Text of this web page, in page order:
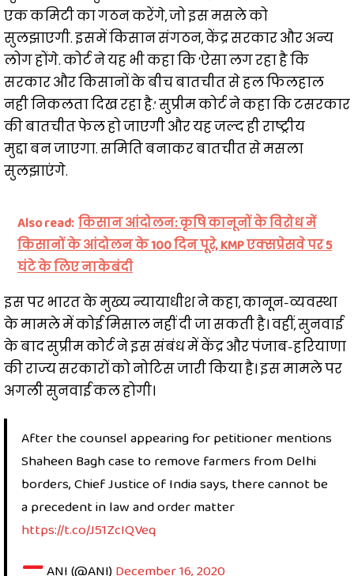
एक कमिटी का गठन करेंगे, जो इस मसले को
सुलझाएगी. इसमें किसान संगठन, केंद्र सरकार और अन्य
लोग होंगे. कोर्ट ने यह भी कहा कि ‘ऐसा लग रहा है कि
सरकार और किसानों के बीच बातचीत से हल फिलहाल
नही निकलता दिख रहा है.’ सुप्रीम कोर्ट ने कहा कि टसरकार
की बातचीत फेल हो जाएगी और यह जल्द ही राष्ट्रीय
मुद्दा बन जाएगा. समिति बनाकर बातचीत से मसला
सुलझाएंगे.
Also read: किसान आंदोलन: कृषि कानूनों के विरोध में
किसानों के आंदोलन के 100 दिन पूरे, KMP एक्सप्रेसवे पर 5
घंटे के लिए नाकेबंदी
इस पर भारत के मुख्य न्यायाधीश ने कहा, कानून-व्यवस्था
के मामले में कोई मिसाल नहीं दी जा सकती है। वहीं, सुनवाई
के बाद सुप्रीम कोर्ट ने इस संबंध में केंद्र और पंजाब-हरियाणा
की राज्य सरकारों को नोटिस जारी किया है। इस मामले पर
अगली सुनवाई कल होगी।
After the counsel appearing for petitioner mentions
Shaheen Bagh case to remove farmers from Delhi
borders, Chief Justice of India says, there cannot be
a precedent in law and order matter
https://t.co/J51ZcIQVeq
—ANI (@ANI)December 16, 2020